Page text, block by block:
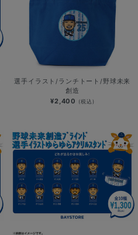
選手イラスト/ランチトート/野球未来
創造
¥2,400 (税込)